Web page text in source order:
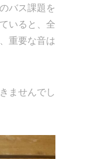
バス課題を
いると、全
重要な音は
ませんでし